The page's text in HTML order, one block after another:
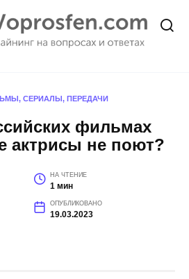
СЕРИАЛЫ, ПЕРЕДАЧИ
фильмах
актрисы не поют?
НА ЧТЕНИЕ
1 мин
ОПУБЛИКОВАНО
19.03.2023